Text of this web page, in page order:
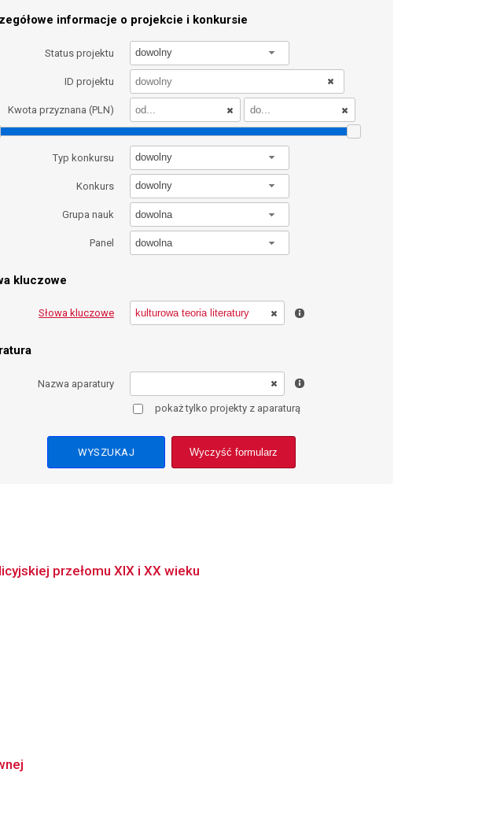
informacje o projekcie i konkursie
Status projektu dowolny
ID projektu
Kwota przyznana (PLN)
Typ konkursu dowolny
Konkurs dowolny
Grupa nauk dowolna
Panel dowolna
kluczowe
Słowa kluczowe
Nazwa aparatury
pokaż tylko projekty z aparaturą
Wyczyść formularz
przełomu XIX i XX wieku